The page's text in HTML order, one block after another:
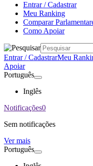
Entrar / Cadastrar
Meu Ranking
Comparar
Como Apoiar
Entrar / CadastrarMeu
Apoiar
Português
Inglês
Notificações0
Sem notificações
Ver mais
Português